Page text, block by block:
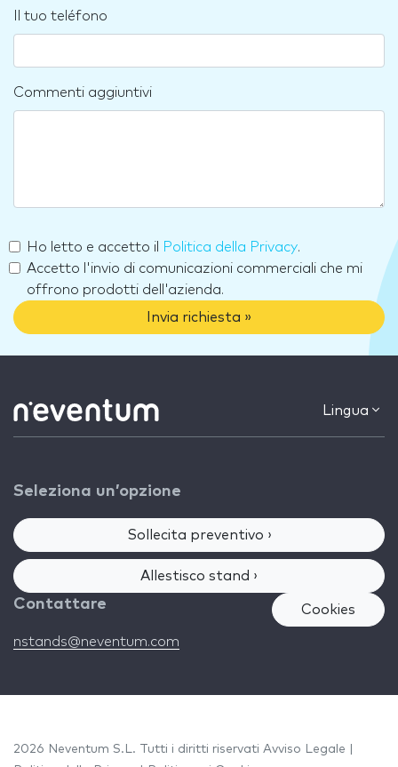
Il tuo teléfono
Commenti aggiuntivi
Ho letto e accetto il Politica della Privacy.
Accetto l'invio di comunicazioni commerciali che mi
offrono prodotti dell'azienda.
Invia richiesta »
Lingua
Seleziona un’opzione
Sollecita preventivo ›
Allestisco stand ›
Contattare
nstands@neventum.com
Cookies
2026 Neventum S.L. Tutti i diritti riservati Avviso Legale